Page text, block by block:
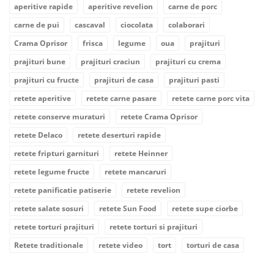
aperitive rapide
aperitive revelion
carne de porc
carne de pui
cascaval ciocolata
colaborari
Crama Oprisor
frisca legume oua
prajituri
prajituri bune
prajituri craciun
prajituri cu crema
prajituri cu fructe
prajituri de casa
prajituri pasti
retete aperitive
retete carne pasare
retete carne porc vita
retete conserve muraturi
retete Crama Oprisor
retete Delaco
retete deserturi rapide
retete fripturi garnituri
retete Heinner
retete legume fructe
retete mancaruri
retete panificatie patiserie
retete revelion
retete salate sosuri
retete Sun Food
retete supe ciorbe
retete torturi prajituri
retete torturi si prajituri
Retete traditionale
retete video tort
torturi de casa